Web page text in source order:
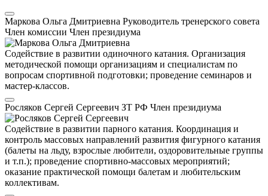
Маркова Ольга Дмитриевна Руководитель тренерского совета
Член комиссии Член президиума
Содействие в развитии одиночного катания. Организация
методической помощи организациям и специалистам по
вопросам спортивной подготовки; проведение семинаров и
мастер-классов.
Росляков Сергей Сергеевич ЗТ РФ Член президиума
Содействие в развитии парного катания. Координация и
контроль массовых направлений развития фигурного катания
(балеты на льду, взрослые любители, оздоровительные группы
и т.п.); проведение спортивно-массовых мероприятий;
оказание практической помощи балетам и любительским
коллективам.